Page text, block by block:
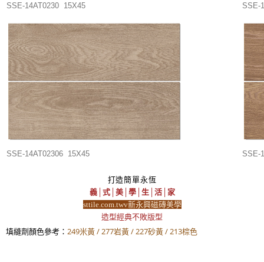
SSE-14AT0230 15X45 SSE-
SSE-14AT02306 15X45 SSE-
打造簡單永恆
義│式│美│學│生│活│家
sttile.com.twv新永興磁磚美學
造型經典不敗版型
填縫劑顏色參考： 249米黃 / 277岩黃 / 227砂黃 / 213棕色